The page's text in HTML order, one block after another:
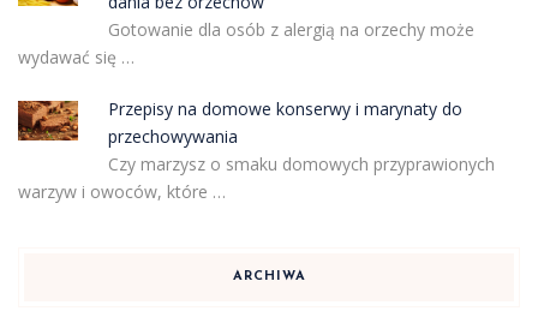
Gotowanie dla osób z alergią na orzechy może
wydawać się …
Przepisy na domowe konserwy i marynaty do
przechowywania
Czy marzysz o smaku domowych przyprawionych
warzyw i owoców, które …
ARCHIWA